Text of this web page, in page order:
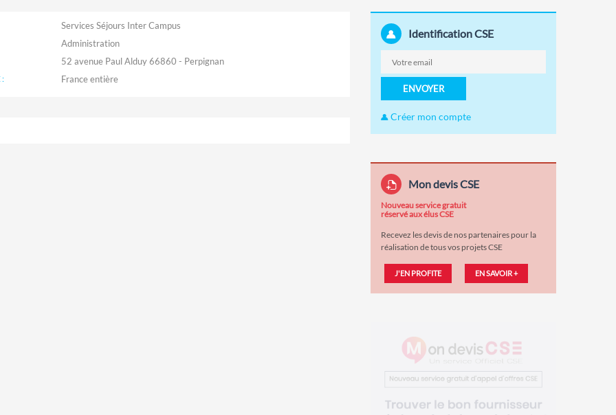
Services Séjours Inter Campus
Administration
52 avenue Paul Alduy 66860 - Perpignan
:
Identification CSE
ENVOYER
Créer mon compte
Mon devis CSE
Nouveau service gratuit
réservé aux élus CSE
Recevez les devis de nos partenaires pour la
réalisation de tous vos projets CSE
J'EN PROFITE EN SAVOIR +